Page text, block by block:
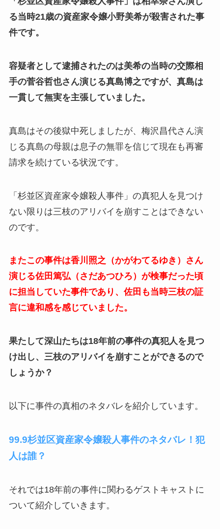
る当時21歳の資産家令嬢小野美希が殺害された事
件です。
容疑者として逮捕されたのは美希の当時の交際相
手の菅谷哲也さん演じる真島博之ですが、真島は
一貫して無実を主張していました。
真島はその後獄中死しましたが、梅沢昌代さん演
じる真島の母親は息子の無罪を信じて現在も再審
請求を続けている状況です。
「杉並区資産家令嬢殺人事件」の真犯人を見つけ
ない限りは三枝のアリバイを崩すことはできない
のです。
またこの事件は香川照之（かがわてるゆき）さん
演じる佐田篤弘（さだあつひろ）が検事だった頃
に担当していた事件であり、佐田も当時三枝の証
言に違和感を感じていました。
果たして深山たちは18年前の事件の真犯人を見つ
け出し、三枝のアリバイを崩すことができるので
しょうか？
以下に事件の真相のネタバレを紹介しています。
99.9杉並区資産家令嬢殺人事件のネタバレ！犯
人は誰？
それでは18年前の事件に関わるゲストキャストに
ついて紹介していきます。